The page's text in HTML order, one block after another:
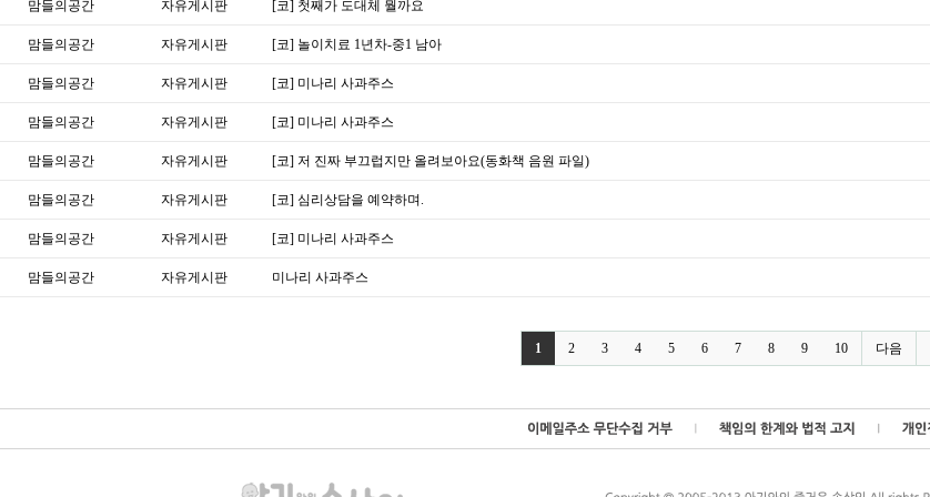
맘들의공간 자유게시판 [코] 첫째가 도대체 뭘까요
맘들의공간 자유게시판 [코] 놀이치료 1년차-중1 남아
맘들의공간 자유게시판 [코] 미나리 사과주스
맘들의공간 자유게시판 [코] 미나리 사과주스
맘들의공간 자유게시판 [코] 저 진짜 부끄럽지만 올려보아요(동화책 음원 파일)
맘들의공간 자유게시판 [코] 심리상담을 예약하며.
맘들의공간 자유게시판 [코] 미나리 사과주스
맘들의공간 자유게시판 미나리 사과주스
1 2 3 4 5 6 7 8 9 10 다음